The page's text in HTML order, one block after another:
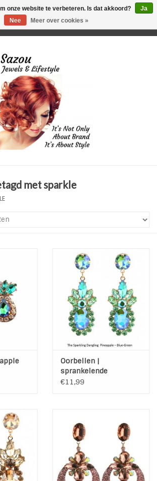
met sparkle
Oorbellen |
sprankelende
Pineapple | Blauw
€11,99
onze website te verbeteren. Is dat akkoord?
Ja
Nee
Meer over cookies »